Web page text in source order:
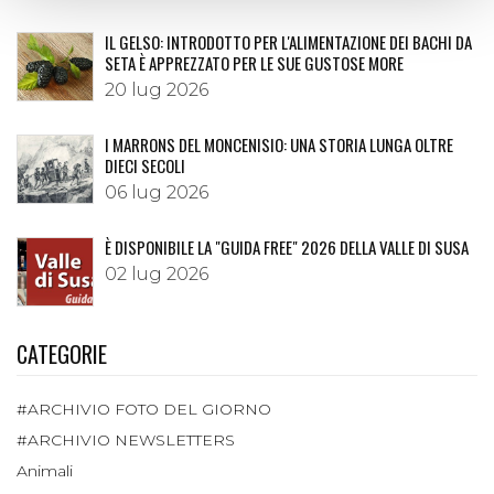
IL GELSO: INTRODOTTO PER L'ALIMENTAZIONE DEI BACHI DA
SETA È APPREZZATO PER LE SUE GUSTOSE MORE
20 lug 2026
I MARRONS DEL MONCENISIO: UNA STORIA LUNGA OLTRE
DIECI SECOLI
06 lug 2026
È DISPONIBILE LA "GUIDA FREE" 2026 DELLA VALLE DI SUSA
02 lug 2026
CATEGORIE
#ARCHIVIO FOTO DEL GIORNO
#ARCHIVIO NEWSLETTERS
Animali